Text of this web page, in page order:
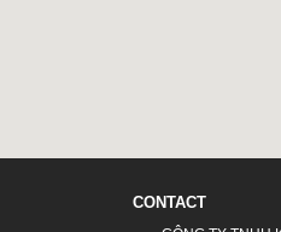
CONTACT